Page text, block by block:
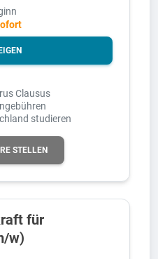
Clausus
studieren
STELLEN
für
w)